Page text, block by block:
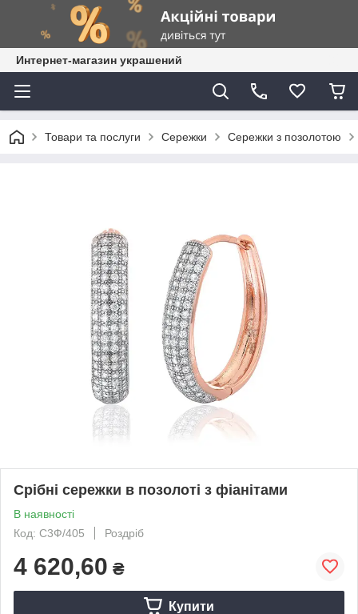
Интернет-магазин украшений
Товари та послуги Сережки Сережки з позолотою
Срібні сережки в позолоті з фіанітами
В наявності
Код: С3Ф/405
Роздріб
4 620,60 ₴
Купити